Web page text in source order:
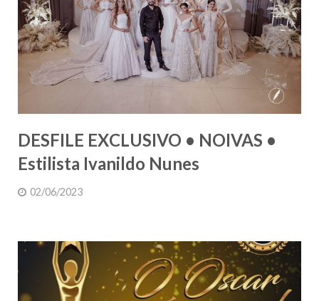
DESFILE EXCLUSIVO • NOIVAS •
Estilista Ivanildo Nunes
02/06/2023